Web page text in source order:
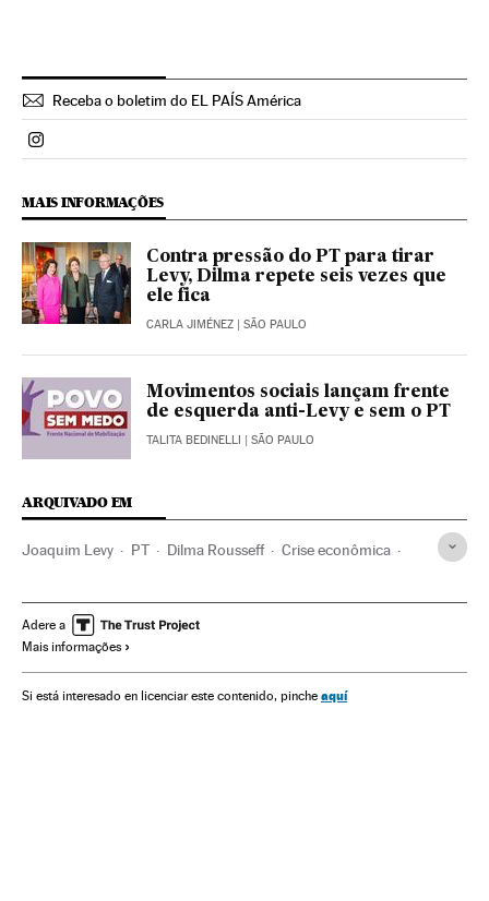
Receba o boletim do EL PAÍS América
Politica El País Brasil en Instagram
MAIS INFORMAÇÕES
Contra pressão do PT para tirar
Levy, Dilma repete seis vezes que
ele fica
CARLA JIMÉNEZ | SÃO PAULO
Movimentos sociais lançam frente
de esquerda anti-Levy e sem o PT
TALITA BEDINELLI | SÃO PAULO
ARQUIVADO EM
Joaquim Levy PT Dilma Rousseff Crise econômica
Presidência Brasil Conjuntura econômica
Partidos políticos
América Economia Ministério Fazenda Ministérios
Adere a
Mais informações
Si está interesado en licenciar este contenido, pinche aquí